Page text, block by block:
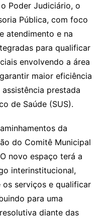
Poder Judiciário, o
Pública, com foco
atendimento e na
para qualificar
envolvendo a área
maior eficiência
prestada
de Saúde (SUS).
da
do Comitê Municipal
novo espaço terá a
interinstitucional,
serviços e qualificar
para uma
diante das